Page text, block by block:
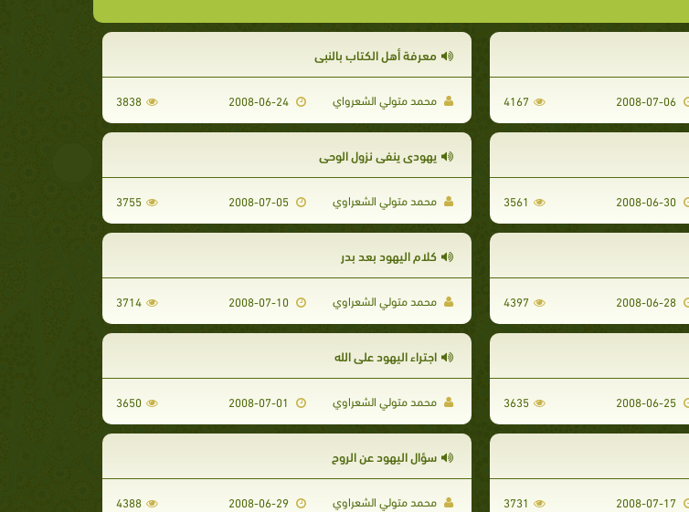
2008-07-06
4167
معرفة أهل الكتاب بالنبي
محمد متولي الشعرواي 2008-06-24
3838
2008-06-30
3561
يهودى ينفي نزول الوحي
محمد متولي الشعراوي 2008-07-05
3755
2008-06-28
4397
كلام اليهود بعد بدر
محمد متولي الشعراوي 2008-07-10
3714
2008-06-25
3635
اجتراء اليهود على الله
محمد متولي الشعراوي 3650
3731
سؤال اليهود عن الروح
محمد متولي الشعراوي 2008-06-29
4388